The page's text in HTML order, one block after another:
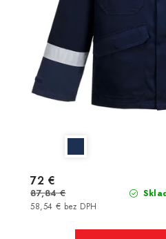
58,54 € bez DPH
72 €
87,84 €